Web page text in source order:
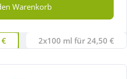
Warenkorb
2x100 ml für 24,50 €